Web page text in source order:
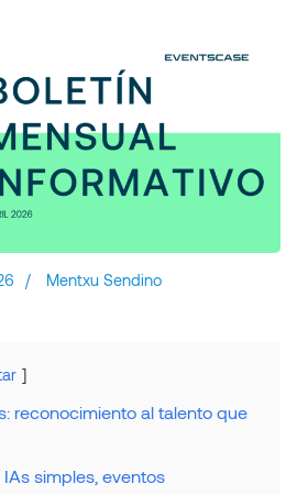
/ Mentxu Sendino
reconocimiento al talento que
IAs simples, eventos